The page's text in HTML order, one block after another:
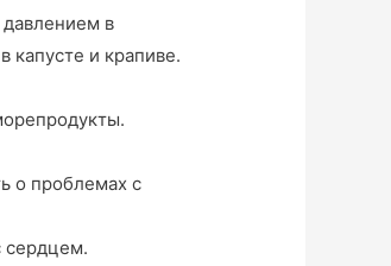
в
капусте и крапиве.
о проблемах с
сердцем.